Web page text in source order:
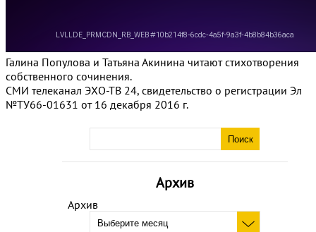
Архив
Архив
Галина Популова и Татьяна Акинина читают стихотворения
собственного сочинения.
СМИ телеканал ЭХО-ТВ 24, свидетельство о регистрации Эл
№ТУ66-01631 от 16 декабря 2016 г.